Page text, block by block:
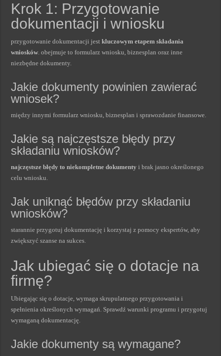
Krok 1: Przygotowanie
dokumentacji i wniosku
przygotowanie dokumentacji jestkluczowym etapem składania
wniosków. obejmuje to formularz wniosku, biznesplan oraz inne
niezbędne dokumenty.
Jakie dokumenty powinien zawierać
wniosek?
między innymi formularz wniosku, biznesplan i sprawozdanie finansowe.
Jakie są najczęstsze błędy przy
składaniu wniosków?
najczęstsze błędy to niekompletne dokumenty i brak jasno określonego
celu wniosku.
Jak uniknąć błędów przy składaniu
wniosków?
starannie przygotuj dokumentację i korzystaj z pomocy ekspertów, aby
zwiększyć szanse na sukces.
Jak ubiegać się o dotacje na
firmę?
Ubiegając się o dotacje, wymaga skrupulatnego przygotowania i
spełnienia określonych wymagań. Sprawdź warunki programu i przygotuj
wymaganą dokumentację.
Jakie dokumenty są wymagane?